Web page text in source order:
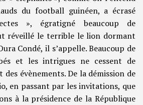
du football guinéen, a écrasé
», égratigné beaucoup de
réveillé le terrible le lion dormant
Condé, il s’appelle. Beaucoup de
et les intrigues ne cessent de
des évènements. De la démission de
en passant par les invitations, que
à la présidence de la République